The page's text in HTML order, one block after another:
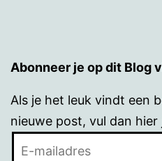
Abonneer je op dit Blog
Als je het leuk vindt een
nieuwe post, vul dan hier